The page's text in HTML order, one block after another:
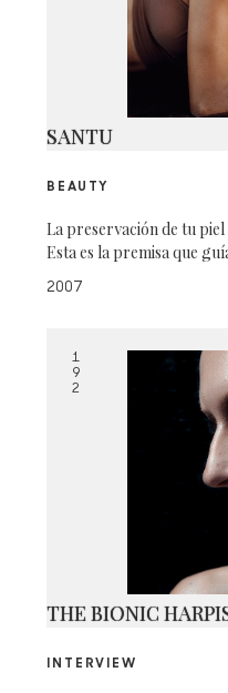
SANTU
BEAUTY
La preservación de tu
Esta es la premisa que
2007
1
9
2
THE BIONIC
INTERVIEW